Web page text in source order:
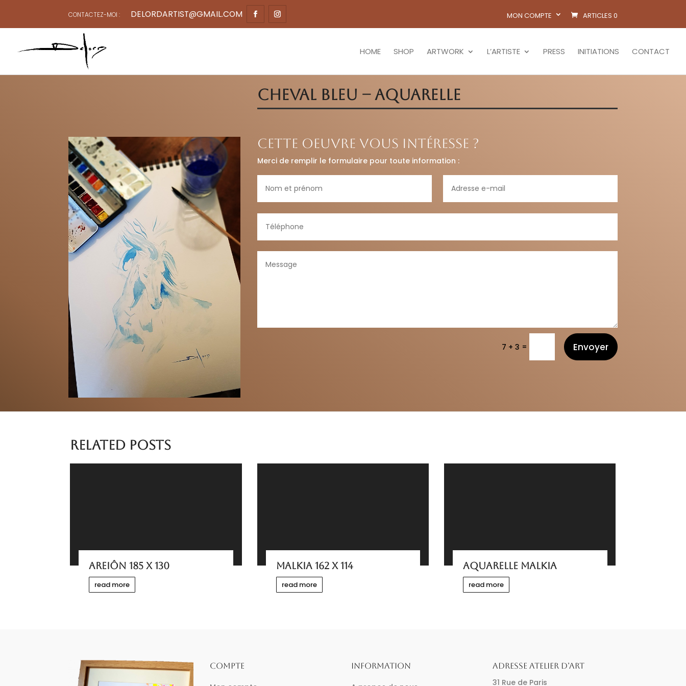
CONTACTEZ-MOI : DELORDARTIST@GMAIL.COM MON COMPTE ARTICLES 0
HOME SHOP ARTWORK L’ARTISTE PRESS INITIATIONS CONTACT
Cheval Bleu – Aquarelle
Cette oeuvre vous intéresse ?
Merci de remplir le formulaire pour toute information :
7 + 3 = Envoyer
Related Posts
AREIÔN 185 x 130
read more
MALKIA 162 X 114
read more
AQUARELLE MALKIA
read more
COMPTE INFORMATION ADRESSE ATELIER D’ART
31 Rue de Paris